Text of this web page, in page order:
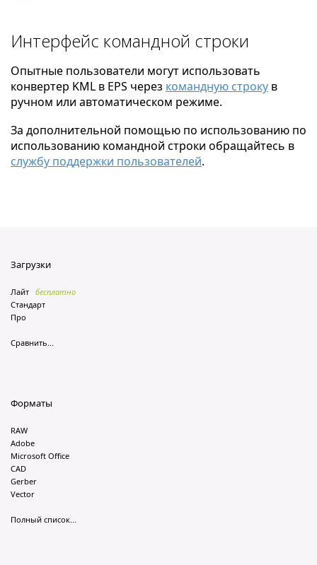
Интерфейс командной строки
Опытные пользователи могут использовать
конвертер KML в EPS через командную строку в
ручном или автоматическом режиме.
За дополнительной помощью по использованию по
использованию командной строки обращайтесь в
службу поддержки пользователей.
Загрузки
Лайт бесплатно
Стандарт
Про
Сравнить...
Форматы
RAW
Adobe
Microsoft Office
CAD
Gerber
Vector
Полный список...